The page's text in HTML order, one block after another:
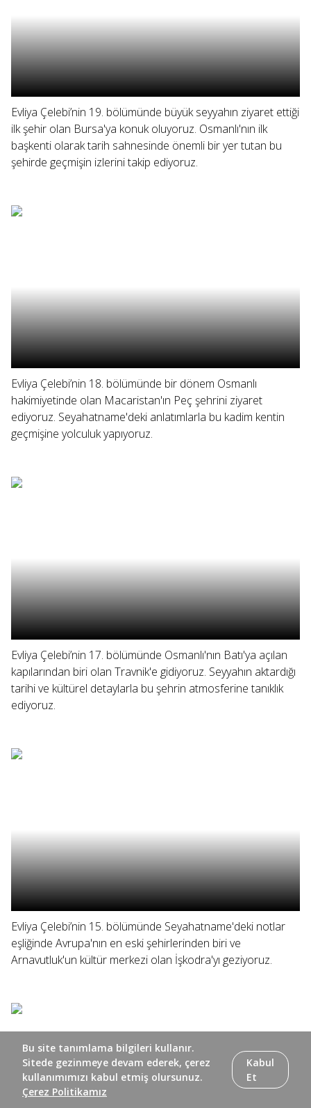
Evliya Çelebi’nin 19. bölümünde büyük seyyahın ziyaret ettiği
ilk şehir olan Bursa'ya konuk oluyoruz. Osmanlı'nın ilk
başkenti olarak tarih sahnesinde önemli bir yer tutan bu
şehirde geçmişin izlerini takip ediyoruz.
Evliya Çelebi’nin 18. bölümünde bir dönem Osmanlı
hakimiyetinde olan Macaristan'ın Peç şehrini ziyaret
ediyoruz. Seyahatname'deki anlatımlarla bu kadim kentin
geçmişine yolculuk yapıyoruz.
Evliya Çelebi’nin 17. bölümünde Osmanlı'nın Batı'ya açılan
kapılarından biri olan Travnik'e gidiyoruz. Seyyahın aktardığı
tarihi ve kültürel detaylarla bu şehrin atmosferine tanıklık
ediyoruz.
Evliya Çelebi’nin 15. bölümünde Seyahatname'deki notlar
eşliğinde Avrupa'nın en eski şehirlerinden biri ve
Arnavutluk'un kültür merkezi olan İşkodra'yı geziyoruz.
Bu site tanımlama bilgileri kullanır.
Sitede gezinmeye devam ederek, çerez
kullanımımızı kabul etmiş olursunuz.
Çerez Politikamız
Kabul
Et